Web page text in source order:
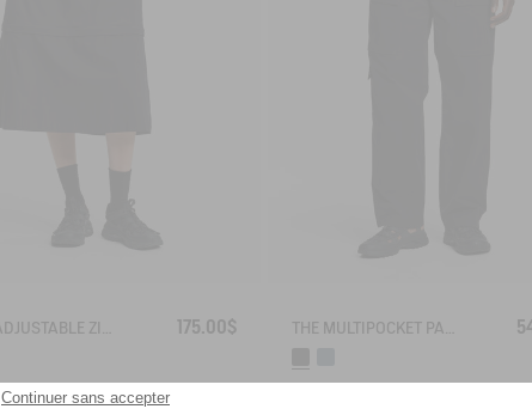
2-IN-1 ADJUSTABLE ZIPPED SKIRT DRY FAST TEXTILE® 175.00$ THE MULTIPOCKET PANTS AIGLE EXPERIENCE BY ÉTUDES
Continuer sans accepter